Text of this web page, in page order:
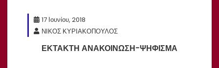
17 Ιουνίου, 2018
ΝΙΚΟΣ ΚΥΡΙΑΚΟΠΟΥΛΟΣ
ΕΚΤΑΚΤΗ ΑΝΑΚΟΙΝΩΣΗ-ΨΗΦΙΣΜΑ